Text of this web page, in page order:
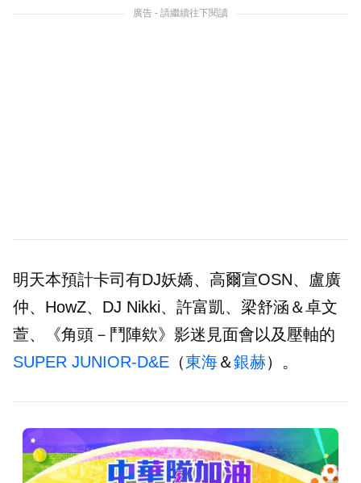
廣告 - 請繼續往下閱讀
明天本預計卡司有DJ妖嬌、高爾宣OSN、盧廣
仲、HowZ、DJ Nikki、許富凱、梁舒涵＆卓文
萱、《角頭－鬥陣欸》影迷見面會以及壓軸的
SUPER JUNIOR-D&E （東海＆銀赫）。